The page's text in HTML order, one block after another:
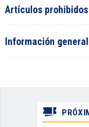
Artículos prohibidos
Información general